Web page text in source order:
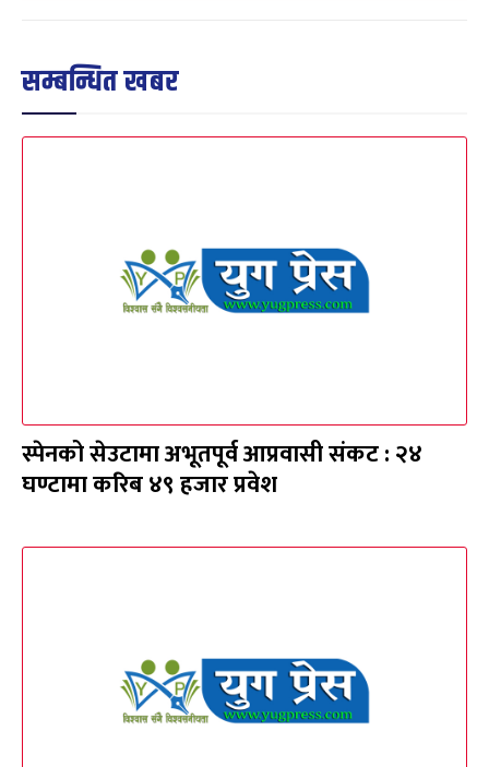
सम्बन्धित खबर
स्पेनको सेउटामा अभूतपूर्व आप्रवासी संकट : २४
घण्टामा करिब ४९ हजार प्रवेश